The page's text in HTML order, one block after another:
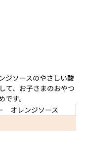
ジソースのやさしい酸
て、お子さまのおやつ
す。